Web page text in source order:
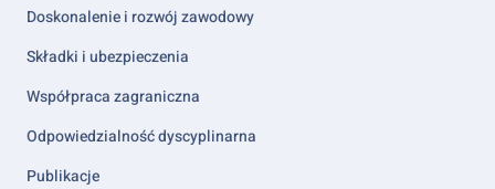
Doskonalenie i rozwój zawodowy
Składki i ubezpieczenia
Współpraca zagraniczna
Odpowiedzialność dyscyplinarna
Publikacje